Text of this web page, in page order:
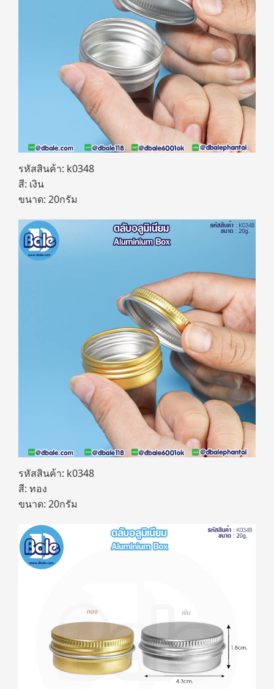
รหัสสินค้า: k0348
สี: เงิน
ขนาด: 20กรัม
รหัสสินค้า: k0348
สี: ทอง
ขนาด: 20กรัม